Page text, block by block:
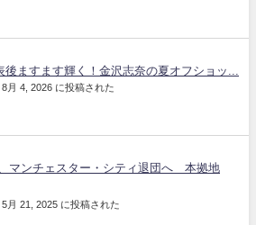
後ますます輝く！金沢志奈の夏オフショッ...
8月 4, 2026 に投稿された
マンチェスター・シティ退団へ 本拠地
5月 21, 2025 に投稿された